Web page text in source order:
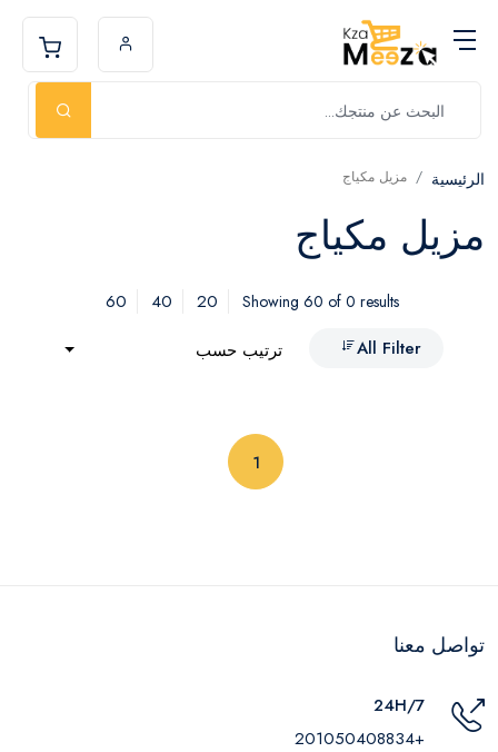
الرئيسية مزيل مكياج
مزيل مكياج
Showing 60 of 0 results
20
40
60
All Filter
ترتيب حسب
1
تواصل معنا
24H/7
+201050408834